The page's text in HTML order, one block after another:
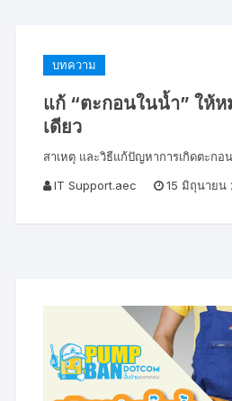
บทความ
แก้ “ตะกอนในน้ำ” ให้
เดียว
สาเหตุ และวิธีแก้ปัญหาการเกิดตะกอ
IT Support.aec
15 มิถุนายน